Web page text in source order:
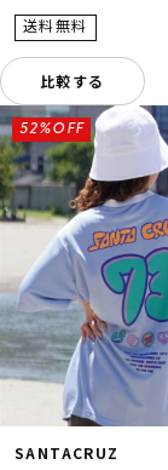
比較する
SANTACRUZ
52%OFF